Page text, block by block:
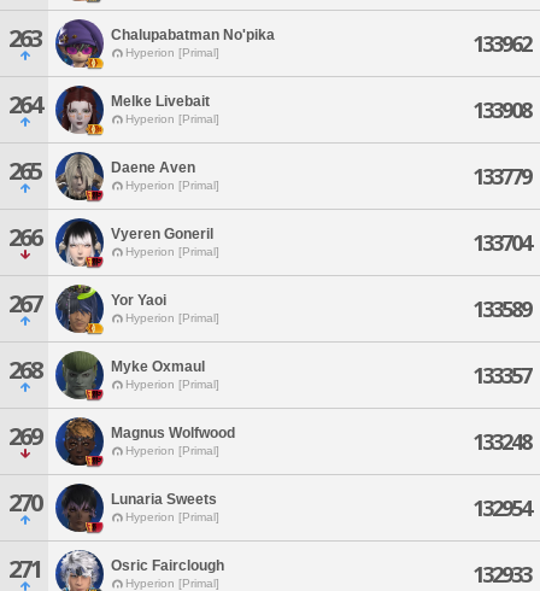
263 Chalupabatman No'pika
Hyperion [Primal] 133962
264 Melke Livebait
Hyperion [Primal] 133908
265 Daene Aven
Hyperion [Primal] 133779
266 Vyeren Goneril
Hyperion [Primal] 133704
267 Yor Yaoi
Hyperion [Primal] 133589
268 Myke Oxmaul
Hyperion [Primal] 133357
269 Magnus Wolfwood
Hyperion [Primal] 133248
270 Lunaria Sweets
Hyperion [Primal] 132954
271 Osric Fairclough
Hyperion [Primal] 132933